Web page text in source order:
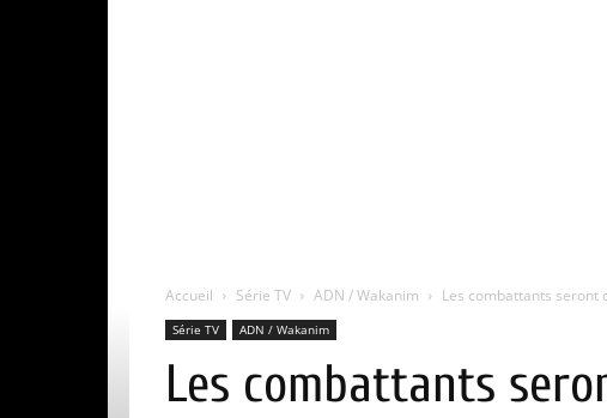
Accueil Série TV ADN / Wakanim Les combattants seront
Série TV ADN / Wakanim
Les combattants